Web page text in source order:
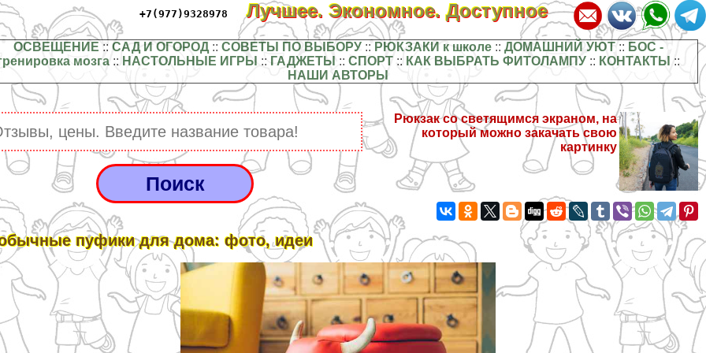
+7(977)9328978 Лучшее. Экономное. Доступное
ОСВЕЩЕНИЕ :: САД И ОГОРОД:: СОВЕТЫ ПО ВЫБОРУ:: РЮКЗАКИ к школе:: ДОМАШНИЙ УЮТ:: БОС -
мозга :: НАСТОЛЬНЫЕ ИГРЫ :: ГАДЖЕТЫ ::СПОРТ :: КАК ВЫБРАТЬ ФИТОЛАМПУ :: КОНТАКТЫ ::
НАШИ АВТОРЫ
Рюкзак со светящимся экраном, на
который можно закачать свою
картинку
пуфики для дома: фото, идеи